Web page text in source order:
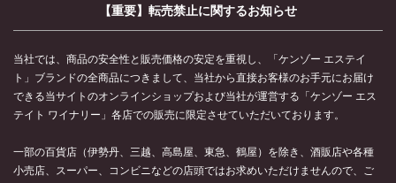
【重要】転売禁止に関するお知らせ
当社では、商品の安全性と販売価格の安定を重視し、「ケンゾー エステイ
ト」ブランドの全商品につきまして、当社から直接お客様のお手元にお届け
できる当サイトのオンラインショップおよび当社が運営する「ケンゾー エス
テイト ワイナリー」各店での販売に限定させていただいております。
一部の百貨店（伊勢丹、三越、高島屋、東急、鶴屋）を除き、酒販店や各種
小売店、スーパー、コンビニなどの店頭ではお求めいただけませんので、ご